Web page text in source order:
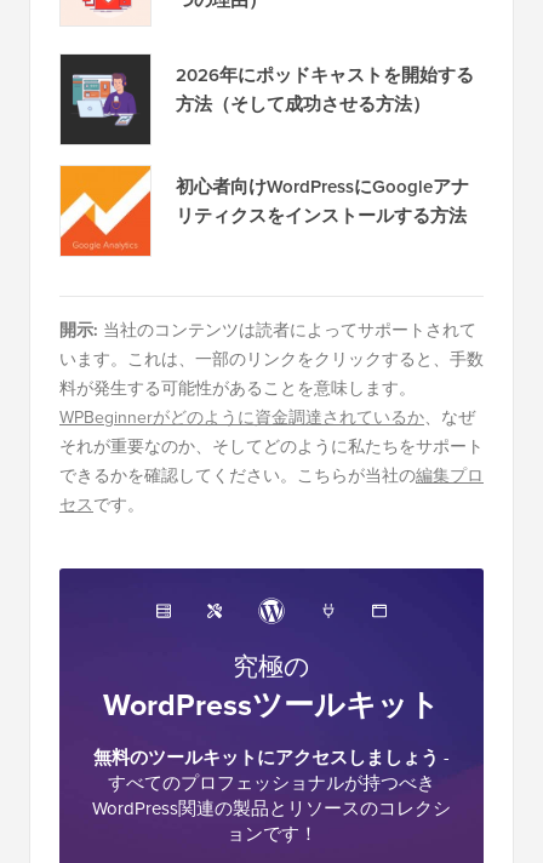
リストの構築が非常に重要なのか（6
2026年にポッドキャストを開始する
初心者向けWordPressにGoogleアナ
開示:当社のコンテンツは読者によってサポートされて
います。これは、一部のリンクをクリックすると、手数
料が発生する可能性があることを意味します。
WPBeginnerがどのように資金調達されているか、なぜ
それが重要なのか、そしてどのように私たちをサポート
できるかを確認してください。こちらが当社の
究極の
WordPressツールキット
無料のツールキットにアクセスしましょう
すべてのプロフェッショナルが持つべき
WordPress関連の製品とリソースのコレクシ